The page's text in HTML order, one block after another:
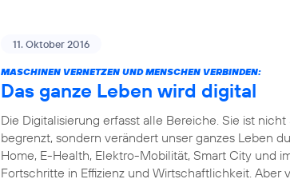
11. Oktober 2016
MASCHINEN VERNETZEN UND MENSCHEN VERBINDEN:
Das ganze Leben wird digital
Die Digitalisierung erfasst alle Bereiche. Sie ist
begrenzt, sondern verändert unser ganzes Leben
Home, E-Health, Elektro-Mobilität, Smart City und
Fortschritte in Effizienz und Wirtschaftlichkeit.